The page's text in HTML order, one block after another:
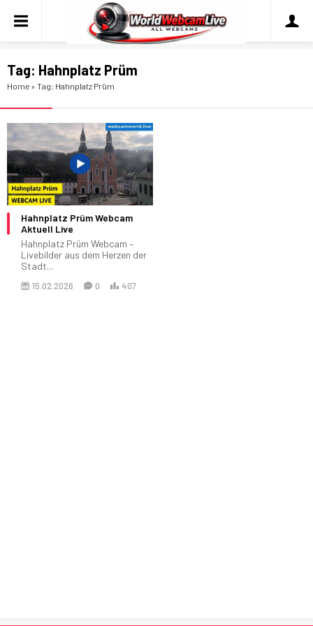
Tag: Hahnplatz Prüm
Home » Tag: Hahnplatz Prüm
Hahnplatz Prüm Webcam
Aktuell Live
Hahnplatz Prüm Webcam –
Livebilder aus dem Herzen der
Stadt...
15.02.2026 0 407